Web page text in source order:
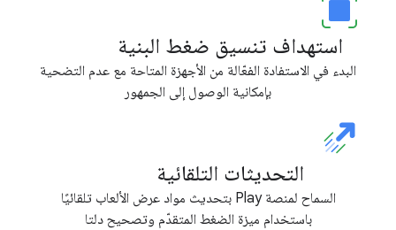
استهداف تنسيق ضغط البنية
البدء في الاستفادة الفعّالة من الأجهزة المتاحة مع عدم التضحية
بإمكانية الوصول إلى الجمهور
التحديثات التلقائية
السماح لمنصة Play بتحديث مواد عرض الألعاب تلقائيًا
باستخدام ميزة الضغط المتقدّم وتصحيح دلتا